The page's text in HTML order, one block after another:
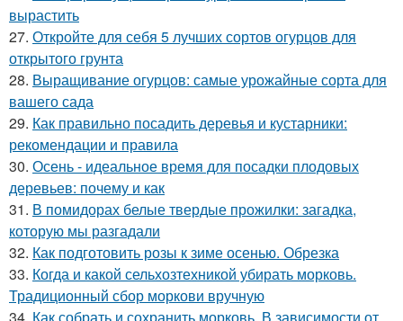
вырастить
27. Откройте для себя 5 лучших сортов огурцов для
открытого грунта
28. Выращивание огурцов: самые урожайные сорта для
вашего сада
29. Как правильно посадить деревья и кустарники:
рекомендации и правила
30. Осень - идеальное время для посадки плодовых
деревьев: почему и как
31. В помидорах белые твердые прожилки: загадка,
которую мы разгадали
32. Как подготовить розы к зиме осенью. Обрезка
33. Когда и какой сельхозтехникой убирать морковь.
Традиционный сбор моркови вручную
34. Как собрать и сохранить морковь. В зависимости от